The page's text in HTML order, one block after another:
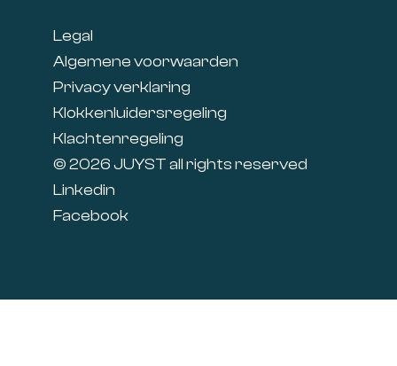
Legal
Algemene voorwaarden
Privacy verklaring
Klokkenluidersregeling
Klachtenregeling
© 2026 JUYST all rights reserved
Linkedin
Facebook